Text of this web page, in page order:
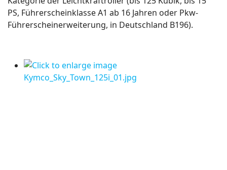
PS, Führerscheinklasse A1 ab 16 Jahren oder Pkw-
Führerscheinerweiterung, in Deutschland B196).